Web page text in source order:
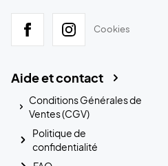
Cookies
Aide et contact
Conditions Générales de
Ventes (CGV)
Politique de
confidentialité